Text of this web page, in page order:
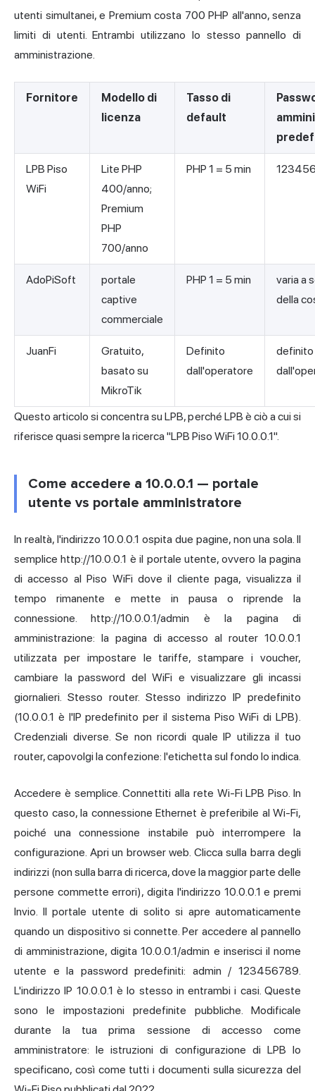
utenti simultanei, e Premium costa 700 PHP all'anno, senza
limiti di utenti. Entrambi utilizzano lo stesso pannello di
amministrazione.
Fornitore
Modello di
licenza
Tasso di
default
LPB Piso
WiFi
Lite PHP
400/anno;
Premium
PHP
700/anno
PHP 1 = 5 min
AdoPiSoft
portale
captive
commerciale
PHP 1 = 5 min
varia a
della
JuanFi
Gratuito,
basato su
MikroTik
Definito
dall'operatore
definito
Questo articolo si concentra su LPB, perché LPB è ciò a cui si
riferisce quasi sempre la ricerca "LPB Piso WiFi 10.0.0.1".
Come accedere a 10.0.0.1 — portale
utente vs portale amministratore
In realtà, l'indirizzo 10.0.0.1 ospita due pagine, non una sola. Il
semplice http://10.0.0.1 è il portale utente, ovvero la pagina
di accesso al Piso WiFi dove il cliente paga, visualizza il
tempo rimanente e mette in pausa o riprende la
connessione. http://10.0.0.1/admin è la pagina di
amministrazione: la pagina di accesso al router 10.0.0.1
utilizzata per impostare le tariffe, stampare i voucher,
cambiare la password del WiFi e visualizzare gli incassi
giornalieri. Stesso router. Stesso indirizzo IP predefinito
(10.0.0.1 è l'IP predefinito per il sistema Piso WiFi di LPB).
Credenziali diverse. Se non ricordi quale IP utilizza il tuo
router, capovolgi la confezione: l'etichetta sul fondo lo indica.
Accedere è semplice. Connettiti alla rete Wi-FiLPB Piso. In
questo caso, la connessione Ethernet è preferibile al Wi-Fi,
poiché una connessione instabile può interrompere la
configurazione. Apri un browser web. Clicca sulla barra degli
indirizzi (non sulla barra di ricerca, dove la maggior parte delle
persone commette errori), digita l'indirizzo 10.0.0.1 e premi
Invio. Il portale utente di solito si apre automaticamente
quando un dispositivo si connette. Per accedere al pannello
di amministrazione, digita 10.0.0.1/admin e inserisci il nome
utente e la password predefiniti: admin / 123456789.
L'indirizzo IP 10.0.0.1 è lo stesso in entrambi i casi. Queste
sono le impostazioni predefinite pubbliche. Modificale
durante la tua prima sessione di accesso come
amministratore: le istruzioni di configurazione di LPB lo
specificano, così come tutti i documenti sulla sicurezza del